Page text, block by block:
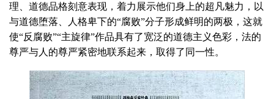
理、道德品格刻意表现，着力展示他们身上的超凡魅力，以
与道德堕落、人格卑下的“腐败”分子形成鲜明的两极，这就
使“反腐败”“主旋律”作品具有了宽泛的道德主义色彩，法的
尊严与人的尊严紧密地联系起来，取得了同一性。